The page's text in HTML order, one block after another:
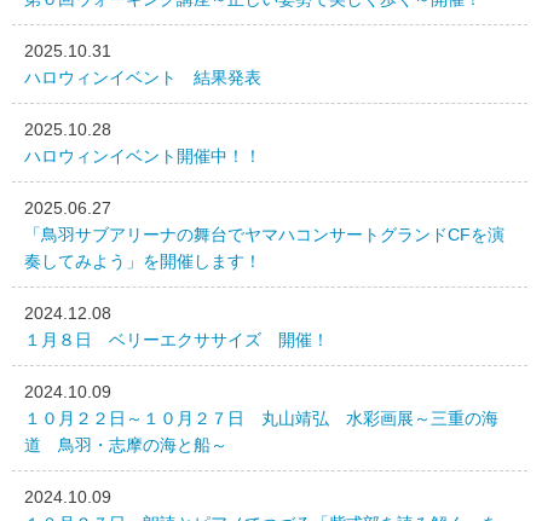
2025.10.31
ハロウィンイベント 結果発表
2025.10.28
ハロウィンイベント開催中！！
2025.06.27
「鳥羽サブアリーナの舞台でヤマハコンサートグランドCFを演
奏してみよう」を開催します！
2024.12.08
１月８日 ベリーエクササイズ 開催！
2024.10.09
１０月２２日～１０月２７日 丸山靖弘 水彩画展～三重の海
道 鳥羽・志摩の海と船～
2024.10.09